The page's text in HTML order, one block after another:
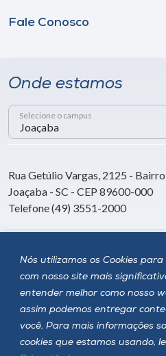
Nós utilizamos os Cookies
com nosso site mais
entender melhor como nosso
assim podemos entregar
você. Para mais informações
cookies que estamos usando,
Fale Conosco
Onde estamos
Selecione o campus
Rua Getúlio Vargas, 2125 -
Joaçaba - SC - CEP 89600-000
Telefone (49) 3551-2000
Siga a Unoesc